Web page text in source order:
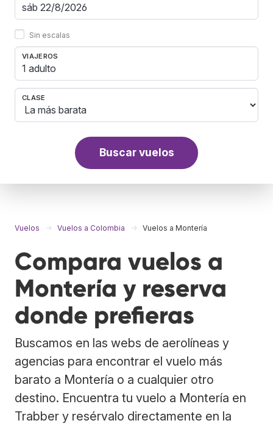
Sin escalas
VIAJEROS
1 adulto
CLASE
Buscar vuelos
Vuelos Vuelos a Colombia Vuelos a Montería
Compara vuelos a
Montería y reserva
donde prefieras
Buscamos en las webs de aerolíneas y
agencias para encontrar el vuelo más
barato a Montería o a cualquier otro
destino. Encuentra tu vuelo a Montería en
Trabber y resérvalo directamente en la